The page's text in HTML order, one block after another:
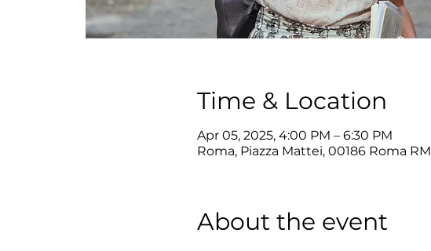
Time & Location
Apr 05, 2025, 4:00 PM – 6:30 PM
Roma, Piazza Mattei, 00186 Roma
About the event